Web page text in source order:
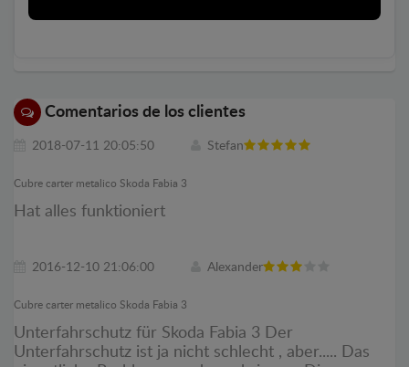
Comentarios de los clientes
2018-07-11 20:05:50 Stefan
Cubre carter metalico Skoda Fabia 3
Hat alles funktioniert
2016-12-10 21:06:00 Alexander
Cubre carter metalico Skoda Fabia 3
Unterfahrschutz für Skoda Fabia 3 Der
Unterfahrschutz ist ja nicht schlecht , aber..... Das